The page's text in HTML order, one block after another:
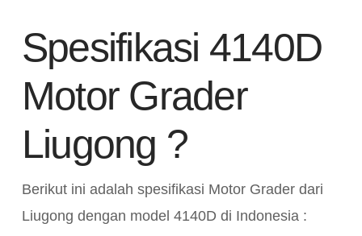
Spesifikasi 4140D
Motor Grader
Liugong ?
Berikut ini adalah spesifikasi Motor Grader dari
Liugong dengan model 4140D di Indonesia :